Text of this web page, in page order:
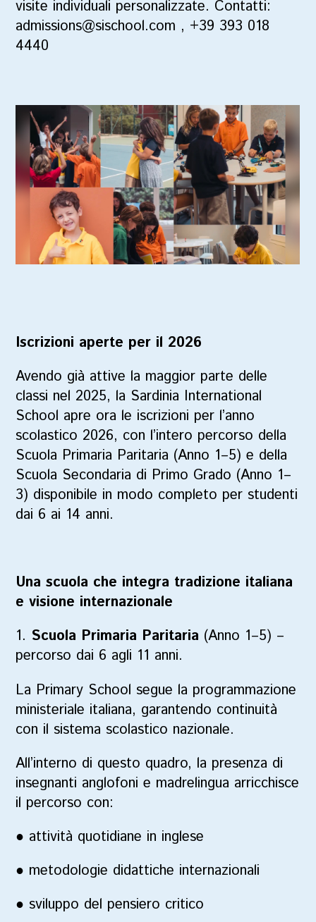
visite individuali personalizzate. Contatti:
admissions@sischool.com , +39 393 018
4440
Iscrizioni aperte per il 2026
Avendo già attive la maggior parte delle
classi nel 2025, la Sardinia International
School apre ora le iscrizioni per l’anno
scolastico 2026, con l’intero percorso della
Scuola Primaria Paritaria (Anno 1–5) e della
Scuola Secondaria di Primo Grado (Anno 1–
3) disponibile in modo completo per studenti
dai 6 ai 14 anni.
Una scuola che integra tradizione italiana
e visione internazionale
1. Scuola Primaria Paritaria (Anno 1–5) –
percorso dai 6 agli 11 anni.
La Primary School segue la programmazione
ministeriale italiana, garantendo continuità
con il sistema scolastico nazionale.
All’interno di questo quadro, la presenza di
insegnanti anglofoni e madrelingua arricchisce
il percorso con:
● attività quotidiane in inglese
● metodologie didattiche internazionali
● sviluppo del pensiero critico